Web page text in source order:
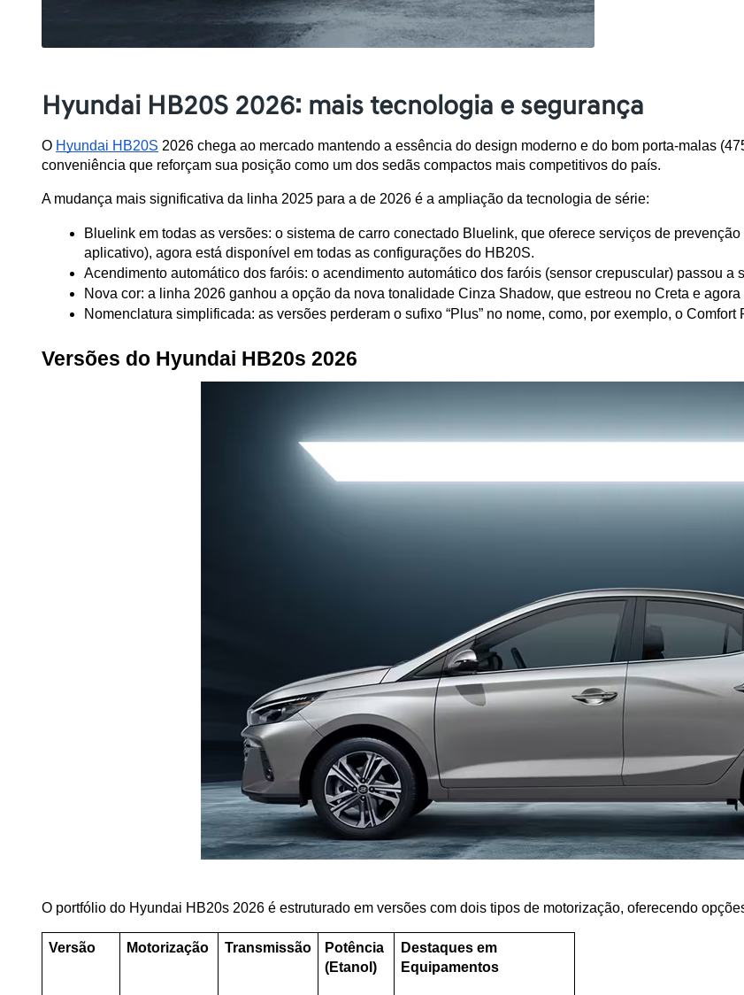
Hyundai HB20S 2026: mais tecnologia e segurança
O Hyundai HB20S 2026 chega ao mercado mantendo a essência do design moderno e do bom porta-malas
conveniência que reforçam sua posição como um dos sedãs compactos mais competitivos do país.
A mudança mais significativa da linha 2025 para a de 2026 é a ampliação da tecnologia de série:
Bluelink em todas as versões: o sistema de carro conectado Bluelink, que oferece serviços de
aplicativo), agora está disponível em todas as configurações do HB20S.
Acendimento automático dos faróis: o acendimento automático dos faróis (sensor crepuscular) passou a
Nova cor: a linha 2026 ganhou a opção da nova tonalidade Cinza Shadow, que estreou no Creta e
Nomenclatura simplificada: as versões perderam o sufixo “Plus” no nome, como, por exemplo, o
Versões do Hyundai HB20s 2026
O portfólio do Hyundai HB20s 2026 é estruturado em versões com dois tipos de motorização, oferecendo
Versão Motorização Transmissão
Potência
(Etanol)
Destaques em
Equipamentos